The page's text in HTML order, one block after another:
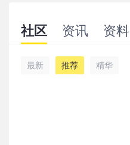
社区 资讯 资料
最新 推荐 精华